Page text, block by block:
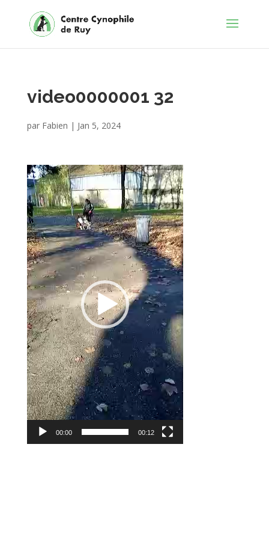
video0000001 32
par Fabien | Jan 5, 2024
Lecteur
vidéo
00:00 00:12